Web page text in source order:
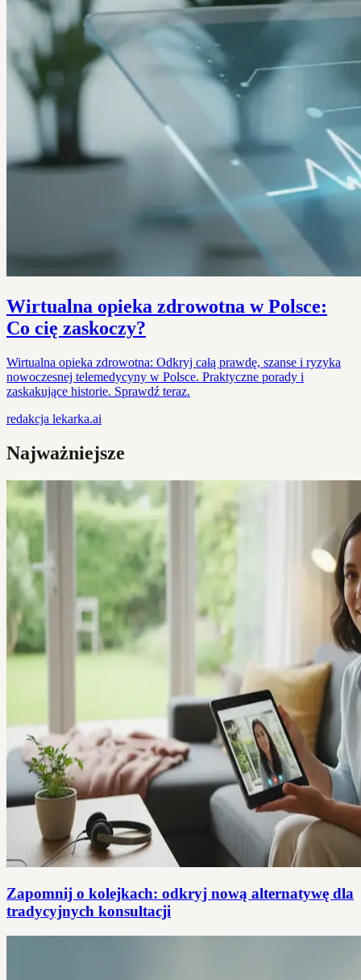
Wirtualna opieka zdrowotna w Polsce:
Co cię zaskoczy?
Wirtualna opieka zdrowotna: Odkryj całą prawdę, szanse i ryzyka
nowoczesnej telemedycyny w Polsce. Praktyczne porady i
zaskakujące historie. Sprawdź teraz.
redakcja lekarka.ai
Najważniejsze
Zapomnij o kolejkach: odkryj nową alternatywę dla
tradycyjnych konsultacji